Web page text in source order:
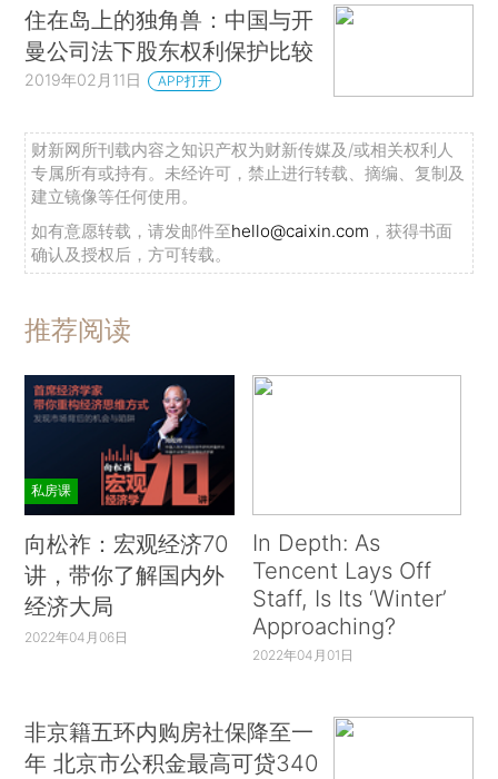
住在岛上的独角兽：中国与开
曼公司法下股东权利保护比较
2019年02月11日 APP打开
财新网所刊载内容之知识产权为财新传媒及/或相关权利人
专属所有或持有。未经许可，禁止进行转载、摘编、复制及
建立镜像等任何使用。
如有意愿转载，请发邮件至hello@caixin.com ，获得书面
确认及授权后，方可转载。
推荐阅读
私房课
向松祚：宏观经济70
讲，带你了解国内外
经济大局
2022年04月06日
In Depth: As
Tencent Lays Off
Staff, Is Its ‘Winter’
Approaching?
2022年04月01日
非京籍五环内购房社保降至一
年 北京市公积金最高可贷340